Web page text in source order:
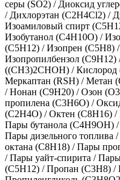
серы (SO2) / Диоксид
/ Дихлорэтан (C2H4Cl2) /
Изоамиловый спирт
Изобутанол (C4H10O) /
(C5H12) /Изопрен (С5Н8) /
Изопропилбензол (C9H12)
((CH3)2CHOH) /Кислород
Меркаптан (RSH) /Метан
/Нонан (C9H20) /Озон
пропилена (C3H6O) /
(C2H4O) /Октен (С8Н16) /
Пары бутанола (C4H9OH) /
Пары дизельного топлива /
октана (C8H18) /Пары
/Пары уайт-спирита /Пары
(C5H12) /Пропан (C3H8) /